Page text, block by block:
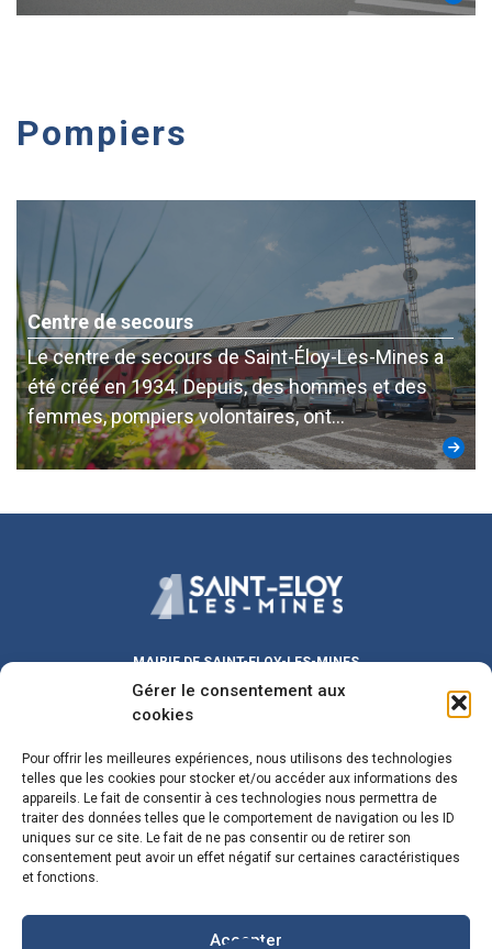
Gérer le consentement aux
cookies
Pour offrir les meilleures expériences, nous utilisons des technologies
telles que les cookies pour stocker et/ou accéder aux informations des
appareils. Le fait de consentir à ces technologies nous permettra de
traiter des données telles que le comportement de navigation ou les ID
uniques sur ce site. Le fait de ne pas consentir ou de retirer son
consentement peut avoir un effet négatif sur certaines caractéristiques
et fonctions.
Accepter
Pompiers
Centre de secours
Le centre de secours de Saint-Éloy-Les-Mines a
été créé en 1934. Depuis, des hommes et des
femmes, pompiers volontaires, ont…
MAIRIE DE SAINT-ELOY-LES-MINES
Place Michel DUVAL
9h00 – 12h00/ 13h30 – 17h30
Samedi :9h00 – 12h00
Fermeture le mercredi matin
maire@sainteloylesmines.fr
04 73 85 08 24